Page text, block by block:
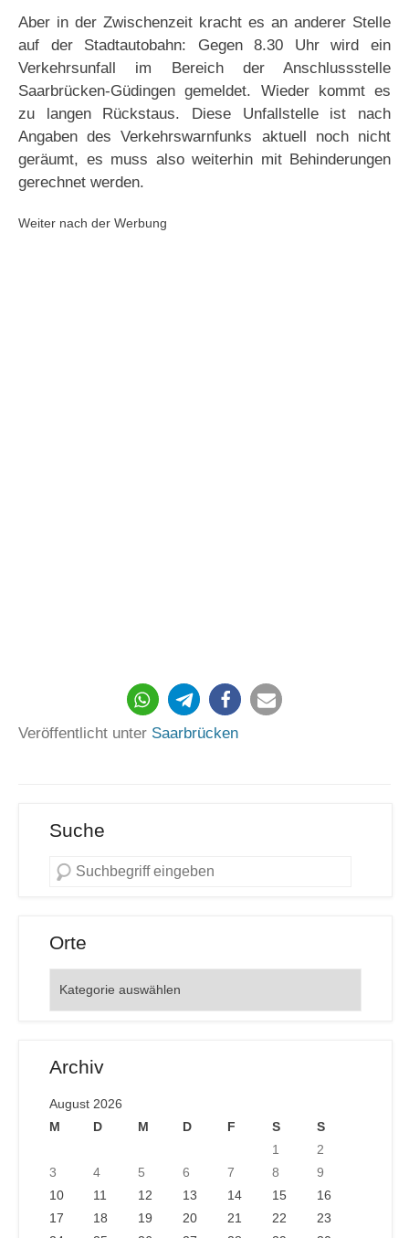
Aber in der Zwischenzeit kracht es an anderer Stelle
auf der Stadtautobahn: Gegen 8.30 Uhr wird ein
Verkehrsunfall im Bereich der Anschlussstelle
Saarbrücken-Güdingen gemeldet. Wieder kommt es
zu langen Rückstaus. Diese Unfallstelle ist nach
Angaben des Verkehrswarnfunks aktuell noch nicht
geräumt, es muss also weiterhin mit Behinderungen
gerechnet werden.
Weiter nach der Werbung
Veröffentlicht unter Saarbrücken
Suche
Orte
Archiv
August 2026
M
D M D F S
S
1
2
3
4 5 6 7 8
9
10
11 12 13 14 15
16
17
18 19 20 21 22
23